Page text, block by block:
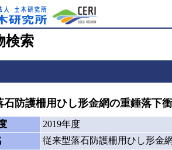
検索
防護柵用ひし形金網の重錘落下
2019年度
従来型落石防護柵用ひし形金